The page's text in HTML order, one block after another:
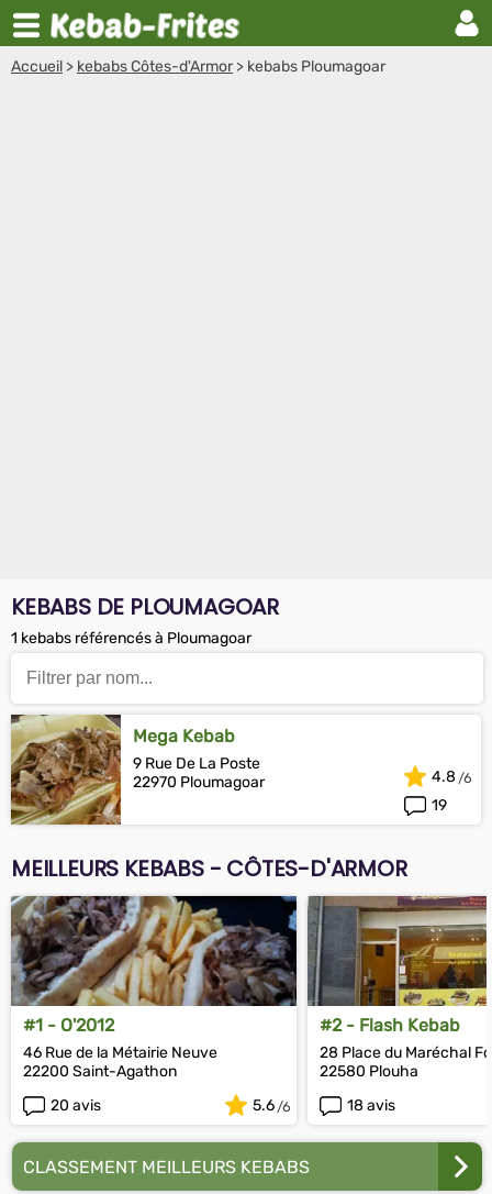
Accueil > kebabs Côtes-d'Armor > kebabs Ploumagoar
KEBABS DE PLOUMAGOAR
1 kebabs référencés à Ploumagoar
Mega Kebab
9 Rue De La Poste
22970 Ploumagoar
19
4.8
MEILLEURS KEBABS - CÔTES-D'ARMOR
#1 - O'2012
46 Rue de la Métairie Neuve
22200 Saint-Agathon
20 avis
5.6
#2 - Flash Kebab
28 Place du Maréchal
22580 Plouha
18 avis
CLASSEMENT MEILLEURS KEBABS